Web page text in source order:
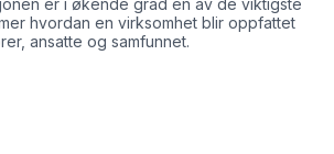
er i økende grad en av de viktigste
hvordan en virksomhet blir oppfattet
ansatte og samfunnet.